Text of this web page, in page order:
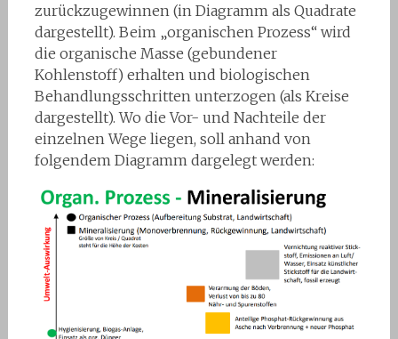
zurückzugewinnen (in Diagramm als Quadrate
dargestellt). Beim „organischen Prozess“ wird
die organische Masse (gebundener
Kohlenstoff) erhalten und biologischen
Behandlungsschritten unterzogen (als Kreise
dargestellt). Wo die Vor- und Nachteile der
einzelnen Wege liegen, soll anhand von
folgendem Diagramm dargelegt werden: